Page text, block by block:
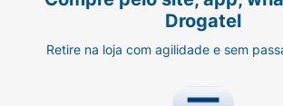
Drogatel
Retire na loja com agilidade e sem